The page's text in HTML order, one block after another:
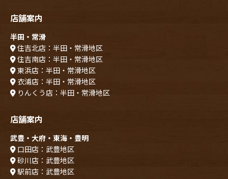
店舗案内
半田・常滑
住吉北店：半田・常滑地区
住吉南店：半田・常滑地区
東浜店：半田・常滑地区
衣浦店：半田・常滑地区
りんくう店：半田・常滑地区
店舗案内
武豊・大府・東海・豊明
口田店：武豊地区
砂川店：武豊地区
駅前店：武豊地区